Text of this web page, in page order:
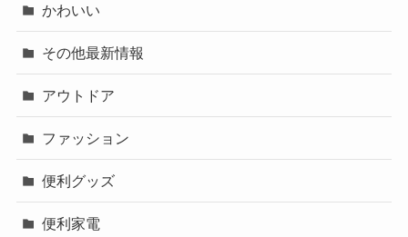
かわいい
その他最新情報
アウトドア
ファッション
便利グッズ
便利家電